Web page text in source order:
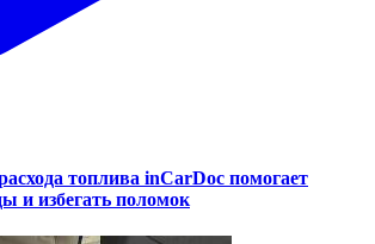
топлива inCarDoc помогает
и избегать поломок